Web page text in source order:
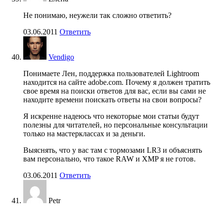
Не понимаю, неужели так сложно ответить?
03.06.2011 Ответить
Vendigo
Понимаете Лен, поддержка пользователей Lightroom
находится на сайте adobe.com. Почему я должен тратить
свое время на поиски ответов для вас, если вы сами не
находите времени поискать ответы на свои вопросы?
Я искренне надеюсь что некоторые мои статьи будут
полезны для читателей, но персональные консультации
только на мастерклассах и за деньги.
Выяснять, что у вас там с тормозами LR3 и объяснять
вам персонально, что такое RAW и XMP я не готов.
03.06.2011 Ответить
Petr